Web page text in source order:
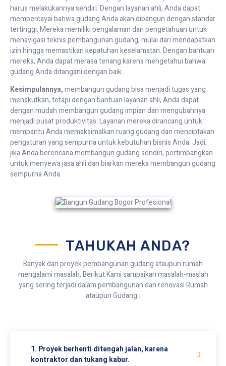
harus melakukannya sendiri. Dengan layanan ahli, Anda dapat
mempercayai bahwa gudang Anda akan dibangun dengan standar
tertinggi. Mereka memiliki pengalaman dan pengetahuan untuk
menavigasi teknis pembangunan gudang, mulai dari mendapatkan
izin hingga memastikan kepatuhan keselamatan. Dengan bantuan
mereka, Anda dapat merasa tenang karena mengetahui bahwa
gudang Anda ditangani dengan baik.
Kesimpulannya,membangun gudang bisa menjadi tugas yang
menakutkan, tetapi dengan bantuan layanan ahli, Anda dapat
dengan mudah membangun gudang impian dan mengubahnya
menjadi pusat produktivitas. Layanan mereka dirancang untuk
membantu Anda memaksimalkan ruang gudang dan menciptakan
pengaturan yang sempurna untuk kebutuhan bisnis Anda. Jadi,
jika Anda berencana membangun gudang sendiri, pertimbangkan
untuk menyewa jasa ahli dan biarkan mereka membangun gudang
sempurna Anda.
TAHUKAH ANDA?
Banyak dari proyek pembangunan gudang ataupun rumah
mengalami masalah, Berikut Kami sampaikan masalah-maslah
yang sering terjadi dalam pembangunan dan renovasi Rumah
ataupun Gudang :
1. Proyek berhenti ditengah jalan, karena
kontraktor dan tukang kabur.